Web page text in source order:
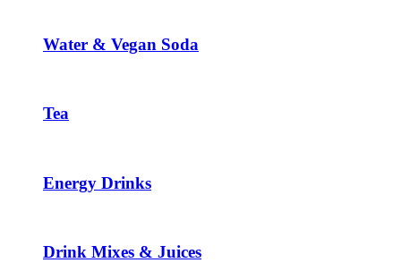
Water & Vegan Soda
Tea
Energy Drinks
Drink Mixes & Juices